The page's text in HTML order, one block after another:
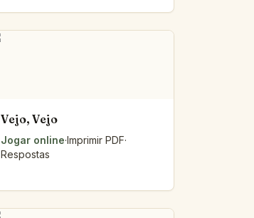
Vejo, Vejo
Jogar online·Imprimir PDF·
Respostas